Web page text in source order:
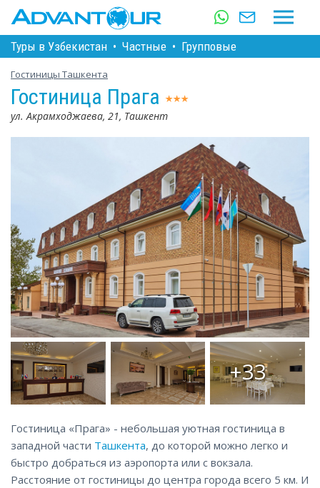
Туры в Узбекистан • Частные • Групповые
Гостиницы Ташкента
Гостиница Прага
ул. Акрамходжаева, 21, Ташкент
+33
Гостиница «Прага» - небольшая уютная гостиница в
западной части Ташкента, до которой можно легко и
быстро добраться из аэропорта или с вокзала.
Расстояние от гостиницы до центра города всего 5 км. И